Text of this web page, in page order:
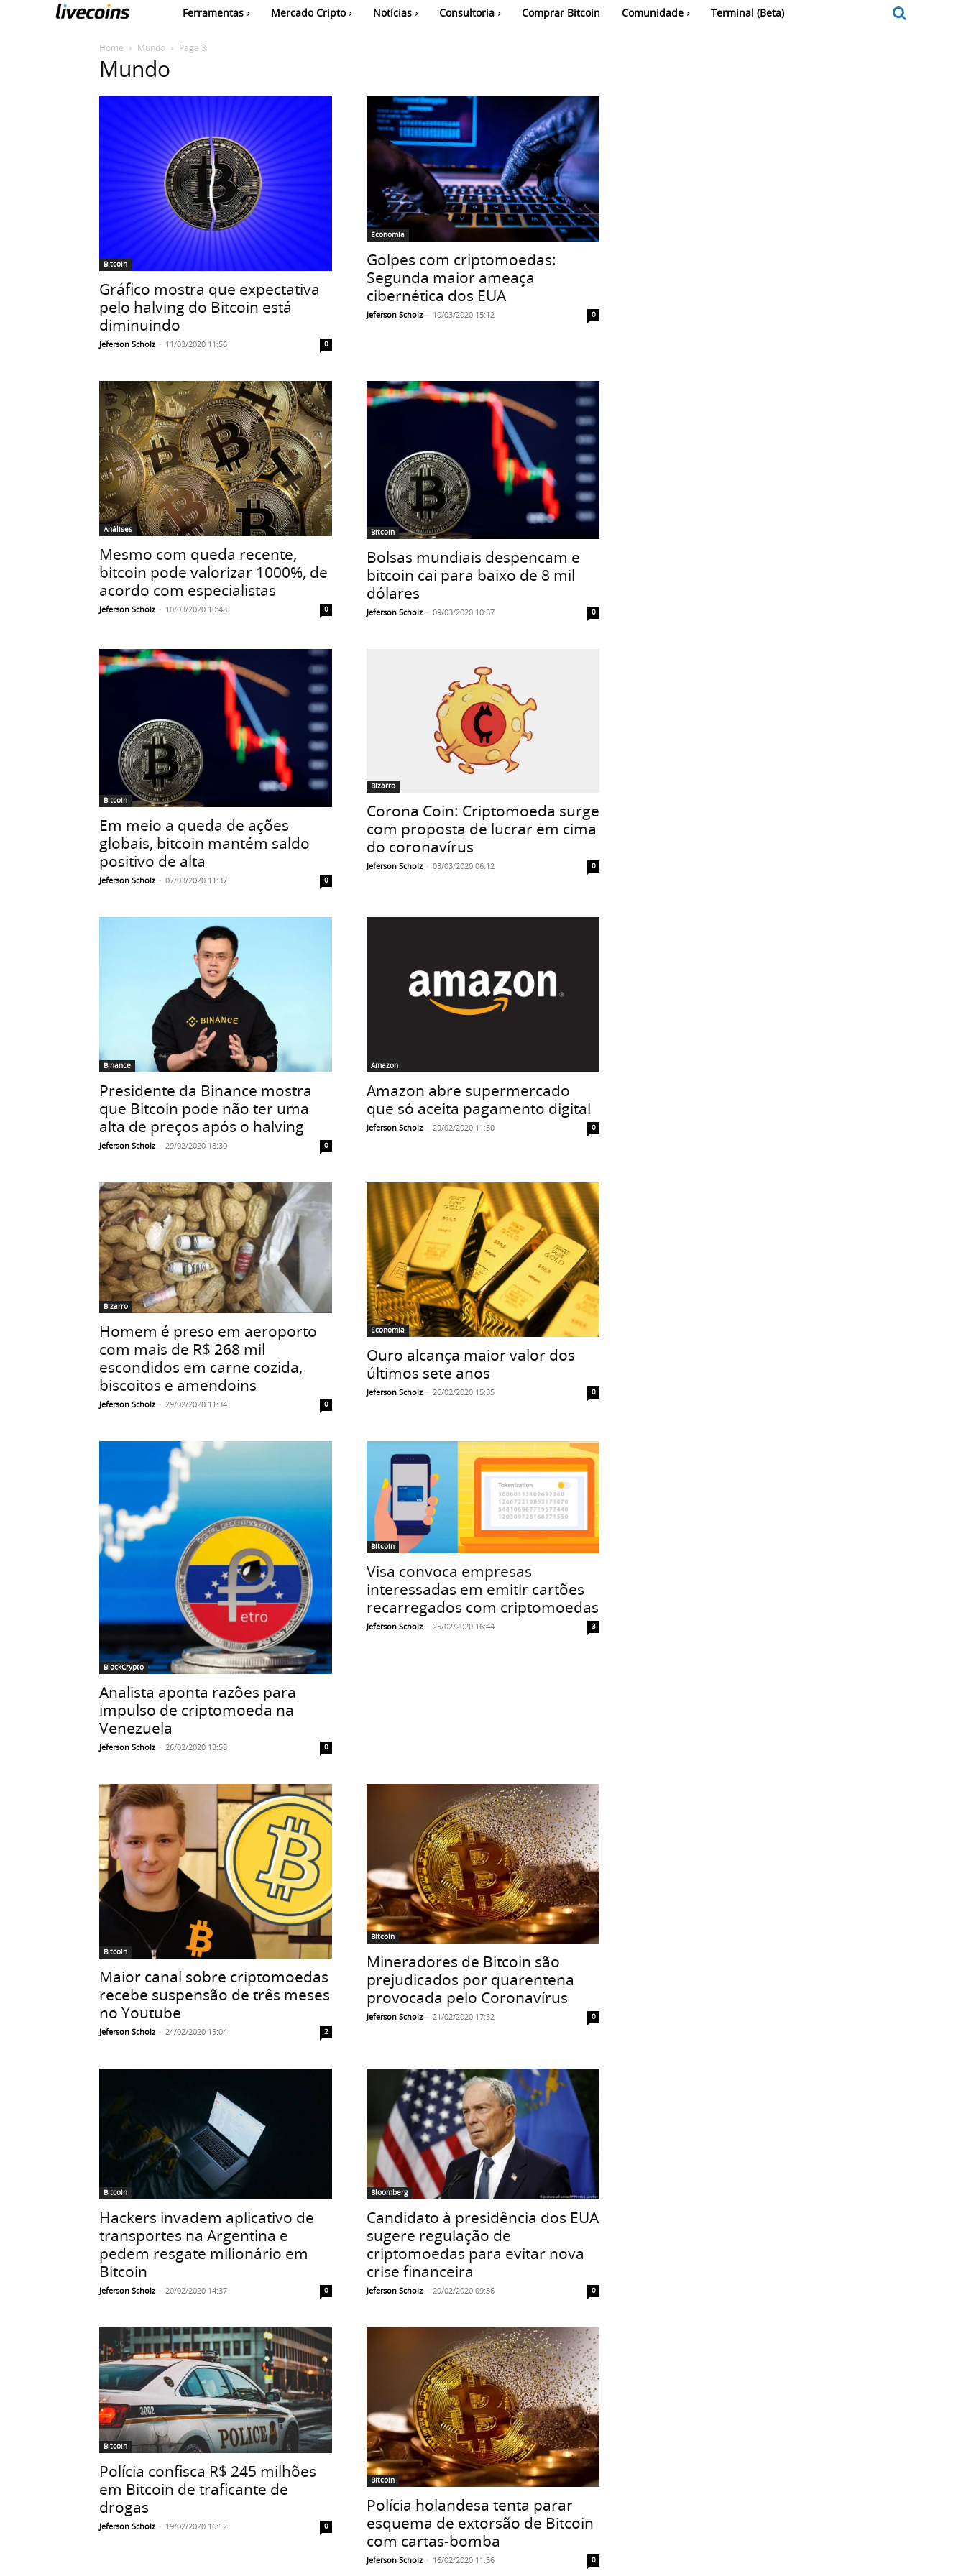
Ferramentas Mercado Cripto Notícias Consultoria Comprar Bitcoin Comunidade Terminal (Beta)
Home Mundo Page 3
Mundo
Bitcoin
Gráfico mostra que expectativa
pelo halving do Bitcoin está
diminuindo
Jeferson Scholz - 11/03/2020 11:56 0
Economia
Golpes com criptomoedas:
Segunda maior ameaça
cibernética dos EUA
Jeferson Scholz - 10/03/2020 15:12 0
Análises
Mesmo com queda recente,
bitcoin pode valorizar 1000%, de
acordo com especialistas
Jeferson Scholz - 10/03/2020 10:48 0
Bitcoin
Bolsas mundiais despencam e
bitcoin cai para baixo de 8 mil
dólares
Jeferson Scholz - 09/03/2020 10:57 0
Bitcoin
Em meio a queda de ações
globais, bitcoin mantém saldo
positivo de alta
Jeferson Scholz - 07/03/2020 11:37 0
Bizarro
Corona Coin: Criptomoeda surge
com proposta de lucrar em cima
do coronavírus
Jeferson Scholz - 03/03/2020 06:12 0
Binance
Presidente da Binance mostra
que Bitcoin pode não ter uma
alta de preços após o halving
Jeferson Scholz - 29/02/2020 18:30 0
Amazon
Amazon abre supermercado
que só aceita pagamento digital
Jeferson Scholz - 29/02/2020 11:50 0
Bizarro
Homem é preso em aeroporto
com mais de R$ 268 mil
escondidos em carne cozida,
biscoitos e amendoins
Jeferson Scholz - 29/02/2020 11:34 0
Economia
Ouro alcança maior valor dos
últimos sete anos
Jeferson Scholz - 26/02/2020 15:35 0
BlockCrypto
Analista aponta razões para
impulso de criptomoeda na
Venezuela
Jeferson Scholz - 26/02/2020 13:58 0
Bitcoin
Visa convoca empresas
interessadas em emitir cartões
recarregados com criptomoedas
Jeferson Scholz - 25/02/2020 16:44 3
Bitcoin
Maior canal sobre criptomoedas
recebe suspensão de três meses
no Youtube
Jeferson Scholz - 24/02/2020 15:04 2
Bitcoin
Mineradores de Bitcoin são
prejudicados por quarentena
provocada pelo Coronavírus
Jeferson Scholz - 21/02/2020 17:32 0
Bitcoin
Hackers invadem aplicativo de
transportes na Argentina e
pedem resgate milionário em
Bitcoin
Jeferson Scholz - 20/02/2020 14:37 0
Bloomberg
Candidato à presidência dos EUA
sugere regulação de
criptomoedas para evitar nova
crise financeira
Jeferson Scholz - 20/02/2020 09:36 0
Bitcoin
Polícia confisca R$ 245 milhões
em Bitcoin de traficante de
drogas
Jeferson Scholz - 19/02/2020 16:12 0
Bitcoin
Polícia holandesa tenta parar
esquema de extorsão de Bitcoin
com cartas-bomba
Jeferson Scholz - 16/02/2020 11:36 0